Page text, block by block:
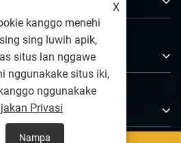
X
kanggo menehi
sing luwih apik,
situs lan nggawe
nggunakake situs iki,
nggunakake
Privasi
Nampa